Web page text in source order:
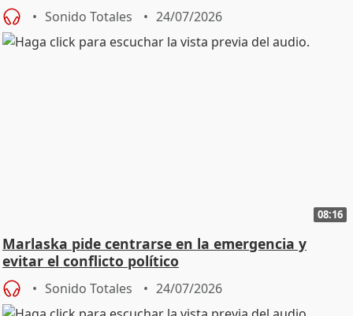
Sonido Totales 24/07/2026
08:16
Marlaska pide centrarse en la emergencia y
evitar el conflicto político
Sonido Totales 24/07/2026